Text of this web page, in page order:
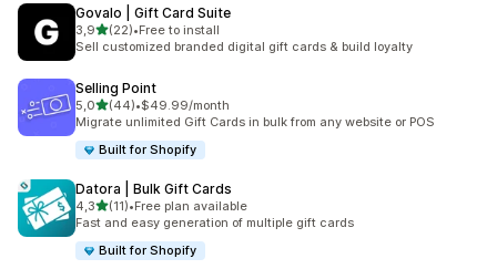
Govalo | Gift Card Suite
3,9na 5 gwiazdek
(22)
Łączna liczba recenzji: 22
•Free to install
Sell customized branded digital gift cards & build loyalty
Selling Point
5,0na 5 gwiazdek
(44)
Łączna liczba recenzji: 44
•$49.99/month
Migrate unlimited Gift Cards in bulk from any website or POS
Built for Shopify
Datora | Bulk Gift Cards
4,3na 5 gwiazdek
(11)
Łączna liczba recenzji: 11
•Free plan available
Fast and easy generation of multiple gift cards
Built for Shopify